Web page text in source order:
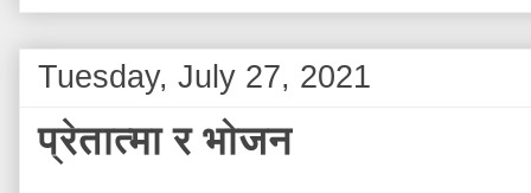
Tuesday, July 27, 2021
प्रेतात्मा र भोजन